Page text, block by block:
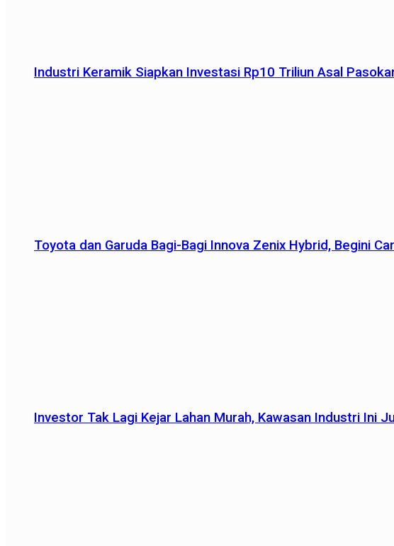
Industri Keramik Siapkan Investasi Rp10 Triliun Asal
Toyota dan Garuda Bagi-Bagi Innova Zenix Hybrid, Begini
Investor Tak Lagi Kejar Lahan Murah, Kawasan Industri Ini